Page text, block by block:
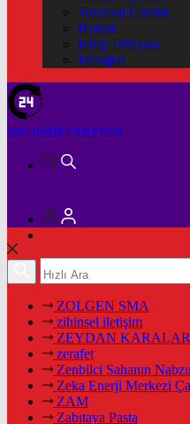
Tarımsal Üretim
Hukuk
Kitap Dünyası
Mesajlar
Son dakika haberleri
ZOLGEN SMA
zihinsel iletişim
ZEYDAN KARALAR
zerafet
Zenbilci Sahanın
Zeka Enerji Merkezi
ZAM
Zabıtaya Pasta